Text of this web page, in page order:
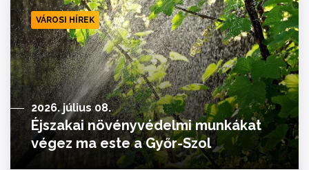
VÁROSI HÍREK
2026. július 08.
Éjszakai növényvédelmi munkákat
végez ma este a Győr-Szol